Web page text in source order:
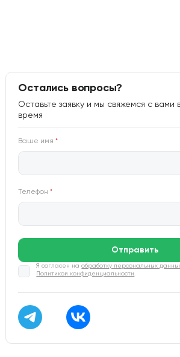
Остались вопросы?
Оставьте заявку и мы свяжемся с вами
время
Ваше имя*
Телефон*
Отправить
Я согласен наобработку персональных
Политикой конфиденциальности .